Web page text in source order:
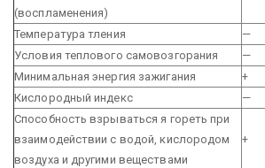
(воспламенения)
Температура тления —
Условия теплового самовозгорания
—
Минимальная энергия зажигания
+
Кислородный индекс
—
Способность взрываться я гореть при
взаимодействии с водой, кислородом
воздуха и другими веществами
+